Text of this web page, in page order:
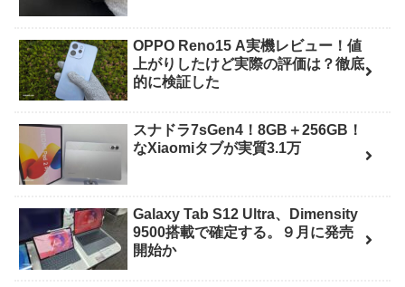
OPPO Reno15 A実機レビュー！値
上がりしたけど実際の評価は？徹底
的に検証した
スナドラ7sGen4！8GB＋256GB！
なXiaomiタブが実質3.1万
Galaxy Tab S12 Ultra、Dimensity
9500搭載で確定する。９月に発売
開始か